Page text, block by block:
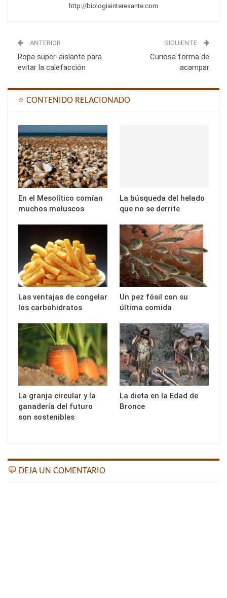
http://biologiainteresante.com
ANTERIOR
Ropa super-aislante para
evitar la calefacción
SIGUIENTE
Curiosa forma de
acampar
⭐ CONTENIDO RELACIONADO
En el Mesolítico comían
muchos moluscos
La búsqueda del helado
que no se derrite
Las ventajas de congelar
los carbohidratos
Un pez fósil con su
última comida
La granja circular y la
ganadería del futuro
son sostenibles
La dieta en la Edad de
Bronce
💬 DEJA UN COMENTARIO